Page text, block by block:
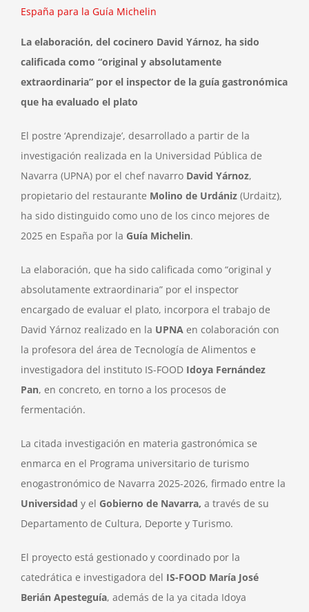
España para la Guía Michelin
La elaboración, del cocinero David Yárnoz, ha sido
calificada como “original y absolutamente
extraordinaria” por el inspector de la guía gastronómica
que ha evaluado el plato
El postre ‘Aprendizaje’, desarrollado a partir de la
investigación realizada en la Universidad Pública de
Navarra (UPNA) por el chef navarro David Yárnoz,
propietario del restaurante Molino de Urdániz(Urdaitz),
ha sido distinguido como uno de los cinco mejores de
2025 en España por la Guía Michelin.
La elaboración, que ha sido calificada como “original y
absolutamente extraordinaria” por el inspector
encargado de evaluar el plato, incorpora el trabajo de
David Yárnoz realizado en la UPNAen colaboración con
la profesora del área de Tecnología de Alimentos e
investigadora del instituto IS-FOOD Idoya Fernández
Pan, en concreto, en torno a los procesos de
fermentación.
La citada investigación en materia gastronómica se
enmarca en el Programa universitario de turismo
enogastronómico de Navarra 2025-2026, firmado entre la
Universidad y el Gobierno de Navarra, a través de su
Departamento de Cultura, Deporte y Turismo.
El proyecto está gestionado y coordinado por la
catedrática e investigadora del IS-FOOD María José
Berián Apesteguía, además de la ya citada Idoya